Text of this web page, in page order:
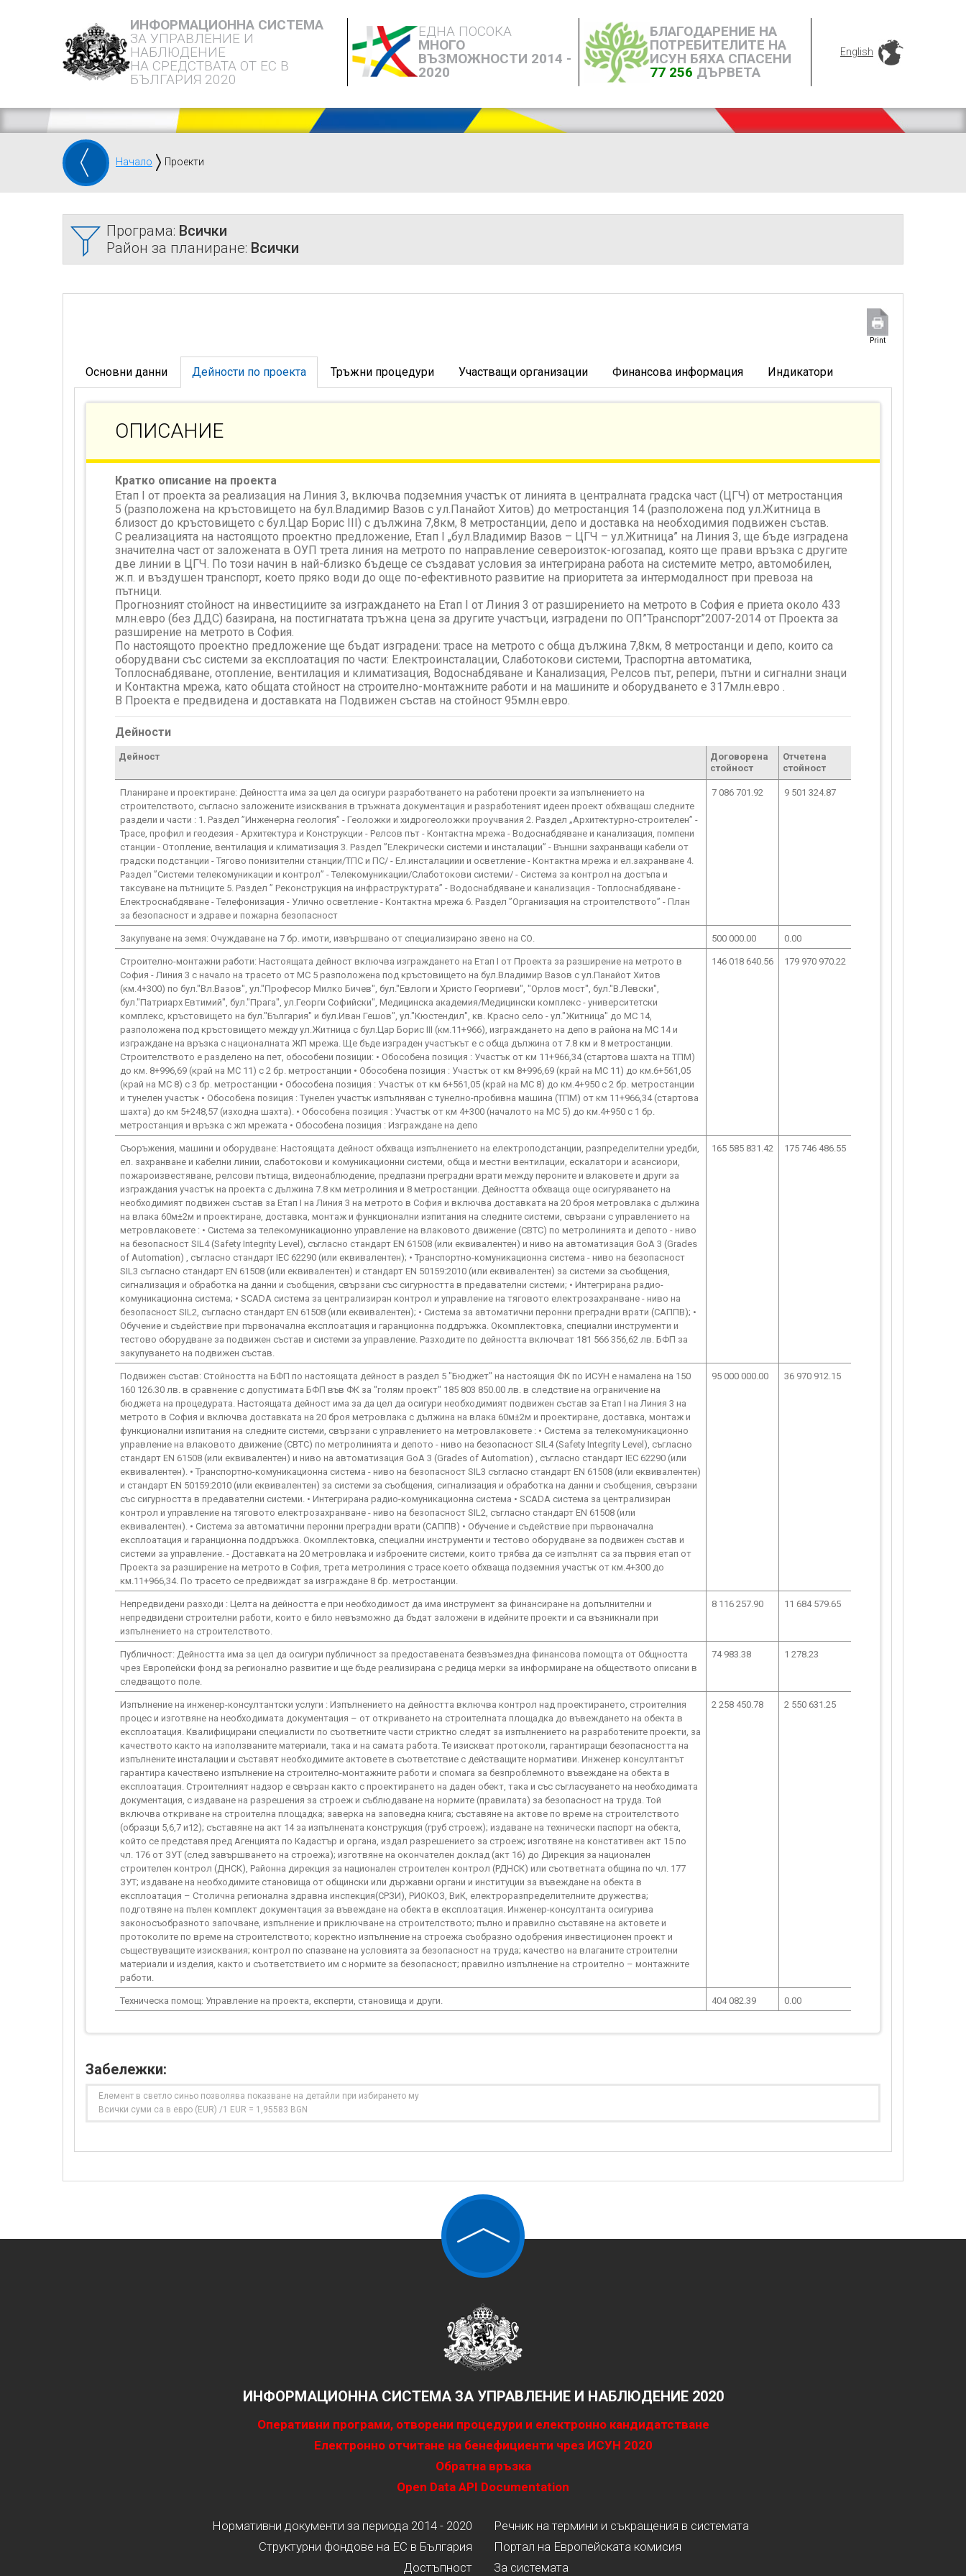
ИНФОРМАЦИОННА СИСТЕМА
ЗА УПРАВЛЕНИЕ И
НАБЛЮДЕНИЕ
НА СРЕДСТВАТА ОТ ЕС В
БЪЛГАРИЯ 2020
ЕДНА ПОСОКА
МНОГО
ВЪЗМОЖНОСТИ 2014 -
2020
БЛАГОДАРЕНИЕ НА
ПОТРЕБИТЕЛИТЕ НА
ИСУН БЯХА СПАСЕНИ
77 256 ДЪРВЕТА
English
Начало Проекти
Програма: Всички
Район за планиране: Всички
Print
Основни данни Дейности по проекта Тръжни процедури Участващи организации Финансова информация Индикатори
ОПИСАНИЕ
Кратко описание на проекта
Етап І от проекта за реализация на Линия 3, включва подземния участък от линията в централната градска част (ЦГЧ) от метростанция
5 (разположена на кръстовището на бул.Владимир Вазов с ул.Панайот Хитов) до метростанция 14 (разположена под ул.Житница в
близост до кръстовището с бул.Цар Борис ІІІ) с дължина 7,8км, 8 метростанции, депо и доставка на необходимия подвижен състав.
С реализацията на настоящото проектно предложение, Етап І „бул.Владимир Вазов – ЦГЧ – ул.Житница” на Линия 3, ще бъде изградена
значителна част от заложената в ОУП трета линия на метрото по направление североизток-югозапад, която ще прави връзка с другите
две линии в ЦГЧ. По този начин в най-близко бъдеще се създават условия за интегрирана работа на системите метро, автомобилен,
ж.п. и въздушен транспорт, което пряко води до още по-ефективното развитие на приоритета за интермодалност при превоза на
пътници.
Прогнозният стойност на инвестициите за изграждането на Етап І от Линия 3 от разширението на метрото в София е приета около 433
млн.евро (без ДДС) базирана, на постигнатата тръжна цена за другите участъци, изградени по ОП”Транспорт”2007-2014 от Проекта за
разширение на метрото в София.
По настоящото проектно предложение ще бъдат изградени: трасе на метрото с обща дължина 7,8км, 8 метростанци и депо, които са
оборудвани със системи за експлоатация по части: Електроинсталации, Слаботокови системи, Траспортна автоматика,
Топлоснабдяване, отопление, вентилация и климатизация, Водоснабдяване и Канализация, Релсов път, репери, пътни и сигнални знаци
и Контактна мрежа, като общата стойност на строително-монтажните работи и на машините и оборудването е 317млн.евро .
В Проекта е предвидена и доставката на Подвижен състав на стойност 95млн.евро.
Дейности
Дейност
Договорена
стойност
Отчетена
стойност
Планиране и проектиране: Дейността има за цел да осигури разработването на работени проекти за изпълнението на
строителството, съгласно заложените изисквания в тръжната документация и разработеният идеен проект обхващаш следните
раздели и части : 1. Раздел ”Инженерна геология” - Геоложки и хидрогеоложки проучвания 2. Раздел „Архитектурно-строителен” -
Трасе, профил и геодезия - Архитектура и Конструкции - Релсов път - Контактна мрежа - Водоснабдяване и канализация, помпени
станции - Отопление, вентилация и климатизация 3. Раздел ”Елекрически системи и инсталации” - Външни захранващи кабели от
градски подстанции - Тягово понизителни станции/ТПС и ПС/ - Ел.инсталациии и осветление - Контактна мрежа и ел.захранване 4.
Раздел ”Системи телекомуникации и контрол” - Телекомуникации/Слаботокови системи/ - Система за контрол на достъпа и
таксуване на пътниците 5. Раздел ” Реконструкция на инфраструктурата” - Водоснабдяване и канализация - Топлоснабдяване -
Електроснабдяване - Телефонизация - Улично осветление - Контактна мрежа 6. Раздел ”Организация на строителството” - План
за безопасност и здраве и пожарна безопасност
7 086 701.92 9 501 324.87
Закупуване на земя: Очуждаване на 7 бр. имоти, извършвано от специализирано звено на СО. 500 000.00 0.00
Строително-монтажни работи: Настоящата дейност включва изграждането на Етап I от Проекта за разширение на метрото в
София - Линия 3 с начало на трасето от МС 5 разположена под кръстовището на бул.Владимир Вазов с ул.Панайот Хитов
(км.4+300) по бул."Вл.Вазов", ул."Професор Милко Бичев", бул."Евлоги и Христо Георгиеви", "Орлов мост", бул."В.Левски",
бул."Патриарх Евтимий", бул."Прага", ул.Георги Софийски", Медицинска академия/Медицински комплекс - университетски
комплекс, кръстовището на бул."България" и бул.Иван Гешов", ул."Кюстендил", кв. Красно село - ул."Житница" до МС 14,
разположена под кръстовището между ул.Житница с бул.Цар Борис ІІІ (км.11+966), изграждането на депо в района на МС 14 и
изграждане на връзка с националната ЖП мрежа. Ще бъде изграден участъкът е с обща дължина от 7.8 км и 8 метростанции.
Строителството е разделено на пет, обособени позиции: • Обособена позиция : Участък от км 11+966,34 (стартова шахта на ТПМ)
до км. 8+996,69 (край на МС 11) с 2 бр. метростанции • Обособена позиция : Участък от км 8+996,69 (край на МС 11) до км.6+561,05
(край на МС 8) с 3 бр. метростанции • Обособена позиция : Участък от км 6+561,05 (край на МС 8) до км.4+950 с 2 бр. метростанции
и тунелен участък • Обособена позиция : Тунелен участък изпълняван с тунелно-пробивна машина (ТПМ) от км 11+966,34 (стартова
шахта) до км 5+248,57 (изходна шахта). • Обособена позиция : Участък от км 4+300 (началото на МС 5) до км.4+950 с 1 бр.
метростанция и връзка с жп мрежата • Обособена позиция : Изграждане на депо
146 018 640.56 179 970 970.22
Съоръжения, машини и оборудване: Настоящата дейност обхваща изпълнението на eлектроподстанции, разпределителни уредби,
ел. захранване и кабелни линии, слаботокови и комуникационни системи, обща и местни вентилации, ескалатори и асансиори,
пожароизвестяване, релсови пътища, видеонаблюдение, предпазни преградни врати между пероните и влаковете и други за
изграждания участък на проекта с дължина 7.8 км метролиния и 8 метростанции. Дейността обхваща още осигуряването на
необходимият подвижен състав за Етап I на Линия 3 на метрото в София и включва доставката на 20 броя метровлака с дължина
на влака 60м±2м и проектиране, доставка, монтаж и функционални изпитания на следните системи, свързани с управлението на
метровлаковете : • Система за телекомуникационно управление на влаковото движение (СВТС) по метролинията и депото - ниво
на безопасност SIL4 (Safety Integrity Level), съгласно стандарт EN 61508 (или еквивалентен) и ниво на автоматизация GoA 3 (Grades
of Automation) , съгласно стандарт IEC 62290 (или еквивалентен); • Транспортно-комуникационна система - ниво на безопасност
SIL3 съгласно стандарт EN 61508 (или еквивалентен) и стандарт EN 50159:2010 (или еквивалентен) за системи за съобщения,
сигнализация и обработка на данни и съобщения, свързани със сигурността в предавателни системи; • Интегрирана радио-
комуникационна система; • SCADA система за централизиран контрол и управление на тяговото електрозахранване - ниво на
безопасност SIL2, съгласно стандарт EN 61508 (или еквивалентен); • Система за автоматични перонни преградни врати (САППВ); •
Обучение и съдействие при първоначална експлоатация и гаранционна поддръжка. Окомплектовка, специални инструменти и
тестово оборудване за подвижен състав и системи за управление. Разходите по дейността включват 181 566 356,62 лв. БФП за
закупуването на подвижен състав.
165 585 831.42 175 746 486.55
Подвижен състав: Стойността на БФП по настоящата дейност в раздел 5 "Бюджет" на настоящия ФК по ИСУН е намалена на 150
160 126.30 лв. в сравнение с допустимата БФП във ФК за "голям проект" 185 803 850.00 лв. в следствие на ограничение на
бюджета на процедурата. Настоящата дейност има за да цел да осигури необходимият подвижен състав за Етап I на Линия 3 на
метрото в София и включва доставката на 20 броя метровлака с дължина на влака 60м±2м и проектиране, доставка, монтаж и
функционални изпитания на следните системи, свързани с управлението на метровлаковете : • Система за телекомуникационно
управление на влаковото движение (СВТС) по метролинията и депото - ниво на безопасност SIL4 (Safety Integrity Level), съгласно
стандарт EN 61508 (или еквивалентен) и ниво на автоматизация GoA 3 (Grades of Automation) , съгласно стандарт IEC 62290 (или
еквивалентен). • Транспортно-комуникационна система - ниво на безопасност SIL3 съгласно стандарт EN 61508 (или еквивалентен)
и стандарт EN 50159:2010 (или еквивалентен) за системи за съобщения, сигнализация и обработка на данни и съобщения, свързани
със сигурността в предавателни системи. • Интегрирана радио-комуникационна система • SCADA система за централизиран
контрол и управление на тяговото електрозахранване - ниво на безопасност SIL2, съгласно стандарт EN 61508 (или
еквивалентен). • Система за автоматични перонни преградни врати (САППВ) • Обучение и съдействие при първоначална
експлоатация и гаранционна поддръжка. Окомплектовка, специални инструменти и тестово оборудване за подвижен състав и
системи за управление. - Доставката на 20 метровлака и изброените системи, които трябва да се изпълнят са за първия етап от
Проекта за разширение на метрото в София, трета метролиния с трасе което обхваща подземния участък от км.4+300 до
км.11+966,34. По трасето се предвиждат за изграждане 8 бр. метростанции.
95 000 000.00 36 970 912.15
Непредвидени разходи : Целта на дейността е при необходимост да има инструмент за финансиране на допълнителни и
непредвидени строителни работи, които е било невъзможно да бъдат заложени в идейните проекти и са възникнали при
изпълнението на строителството.
8 116 257.90 11 684 579.65
Публичност: Дейността има за цел да осигури публичност за предоставената безвъзмездна финансова помощта от Общността
чрез Европейски фонд за регионално развитие и ще бъде реализирана с редица мерки за информиране на обществото описани в
следващото поле.
74 983.38 1 278.23
Изпълнение на инженер-консултантски услуги : Изпълнението на дейността включва контрол над проектирането, строителния
процес и изготвяне на необходимата документация – от откриването на строителната площадка до въвеждането на обекта в
експлоатация. Квалифицирани специалисти по съответните части стриктно следят за изпълнението на разработените проекти, за
качеството както на използваните материали, така и на самата работа. Те изискват протоколи, гарантиращи безопасността на
изпълнените инсталации и съставят необходимите актовете в съответствие с действащите нормативи. Инженер консултантът
гарантира качествено изпълнение на строително-монтажните работи и спомага за безпроблемното въвеждане на обекта в
експлоатация. Строителният надзор е свързан както с проектирането на даден обект, така и със съгласуването на необходимата
документация, с издаване на разрешения за строеж и съблюдаване на нормите (правилата) за безопасност на труда. Той
включва откриване на строителна площадка; заверка на заповедна книга; съставяне на актове по време на строителството
(образци 5,6,7 и12); съставяне на акт 14 за изпълнената конструкция (груб строеж); издаване на технически паспорт на обекта,
който се представя пред Агенцията по Кадастър и органа, издал разрешението за строеж; изготвяне на констативен акт 15 по
чл. 176 от ЗУТ (след завършването на строежа); изготвяне на окончателен доклад (акт 16) до Дирекция за национален
строителен контрол (ДНСК), Районна дирекция за национален строителен контрол (РДНСК) или съответната община по чл. 177
ЗУТ; издаване на необходимите становища от общински или държавни органи и институции за въвеждане на обекта в
експлоатация – Столична регионална здравна инспекция(СРЗИ), РИОКОЗ, ВиК, електроразпределителните дружества;
подготвяне на пълен комплект документация за въвеждане на обекта в експлоатация. Инженер-консултанта осигурива
законосъобразното започване, изпълнение и приключване на строителството; пълно и правилно съставяне на актовете и
протоколите по време на строителството; коректно изпълнение на строежа съобразно одобрения инвестиционен проект и
съществуващите изисквания; контрол по спазване на условията за безопасност на труда; качество на влаганите строителни
материали и изделия, както и съответствието им с нормите за безопасност; правилно изпълнение на строително – монтажните
работи.
2 258 450.78 2 550 631.25
Техническа помощ: Управление на проекта, експерти, становища и други. 404 082.39 0.00
Забележки:
Елемент в светло синьо позволява показване на детайли при избирането му
Всички суми са в евро (EUR) /1 EUR = 1,95583 BGN
ИНФОРМАЦИОННА СИСТЕМА ЗА УПРАВЛЕНИЕ И НАБЛЮДЕНИЕ 2020
Оперативни програми, отворени процедури и електронно кандидатстване
Електронно отчитане на бенефициенти чрез ИСУН 2020
Обратна връзка
Open Data API Documentation
Нормативни документи за периода 2014 - 2020
Структурни фондове на ЕС в България
Достъпност
Речник на термини и съкращения в системата
Портал на Европейската комисия
За системата